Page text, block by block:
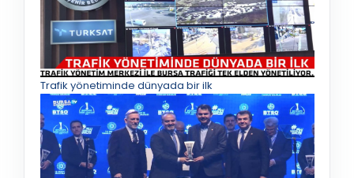
Trafik yönetiminde dünyada bir ilk